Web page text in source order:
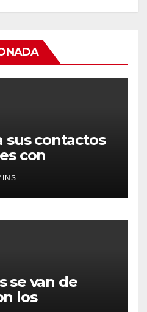
sus contactos
con
como socio
agenda de
se van de
los